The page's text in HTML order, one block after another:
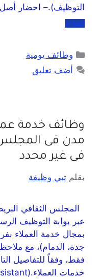
التوظيف).– احضار أصل
المزيد
وظائف يومية
أضف تعليق
وظائف خدمة
مدن فى المجلس
فى غير محدد
بقلم تبي وظيفة
عبر بوابة التوظيف
بمجال خدمة العملاء
جدة، الدمام)، مع
فقط، وفقاً للتفاصيل